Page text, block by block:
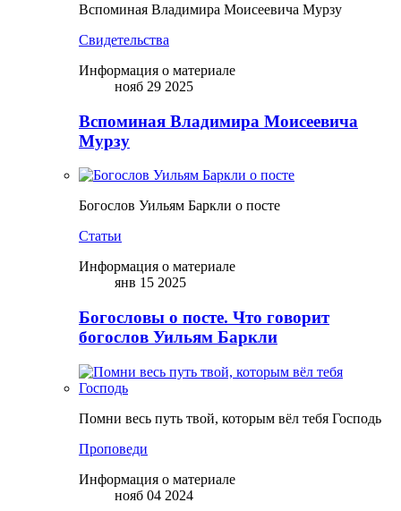
Вспоминая Владимира Моисеевича Мурзу
Свидетельства
Информация о материале
нояб 29 2025
Вспоминая Владимира Моисеевича
Мурзу
Богослов Уильям Баркли о посте
Статьи
Информация о материале
янв 15 2025
Богословы о посте. Что говорит
богослов Уильям Баркли
Помни весь путь твой, которым вёл тебя Господь
Проповеди
Информация о материале
нояб 04 2024